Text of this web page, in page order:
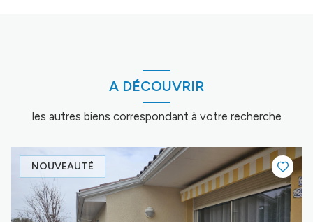
A DÉCOUVRIR
les autres biens correspondant à votre recherche
NOUVEAUTÉ